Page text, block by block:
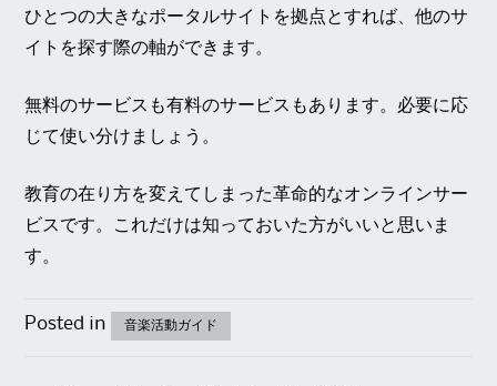
ひとつの大きなポータルサイトを拠点とすれば、他のサ
イトを探す際の軸ができます。
無料のサービスも有料のサービスもあります。必要に応
じて使い分けましょう。
教育の在り方を変えてしまった革命的なオンラインサー
ビスです。これだけは知っておいた方がいいと思いま
す。
Posted in 音楽活動ガイド